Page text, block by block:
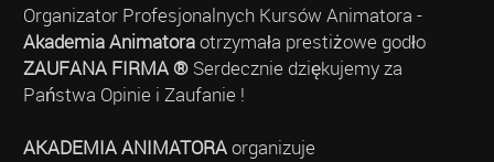
Organizator Profesjonalnych Kursów Animatora -
Akademia Animatoraotrzymała prestiżowe godło
ZAUFANA FIRMA ®Serdecznie dziękujemy za
Państwa Opinie i Zaufanie !
AKADEMIA ANIMATORAorganizuje